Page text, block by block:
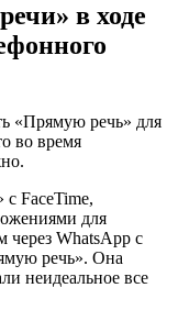
в ходе
«Прямую речь» для
во время
FaceTime,
для
через WhatsApp с
речь». Она
неидеальное все